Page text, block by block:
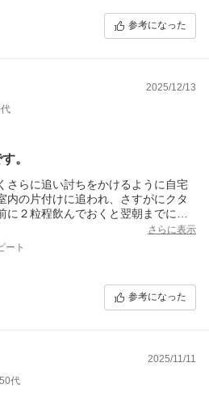
参考になった
2025/12/13
。
さらに追い討ちをかけるように自宅
内の片付けに追われ、さすがにクタ
２粒程飲んでおくと翌朝までに疲
有難い。
慣を続けて行きたいと思います
さらに表示
ート
参考になった
2025/11/11
50代